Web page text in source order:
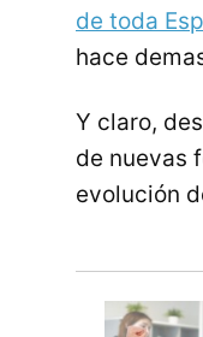
de toda
hace
Y claro,
de nuevas
evolución